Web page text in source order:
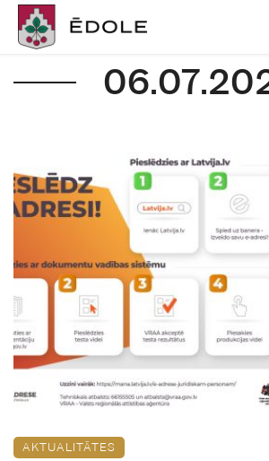
AKTUALITĀTES